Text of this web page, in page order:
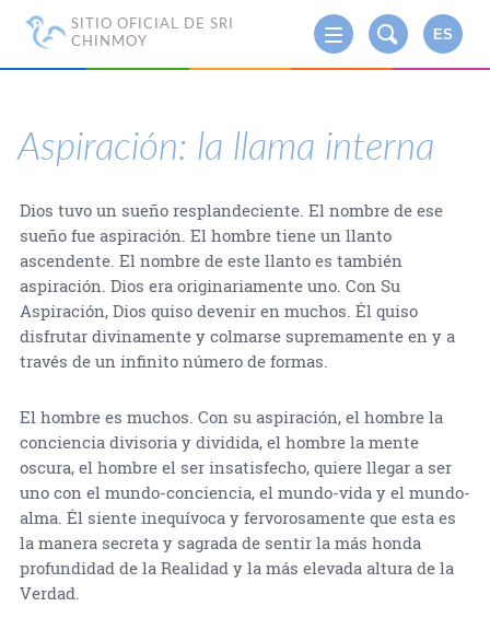
SITIO OFICIAL DE SRI
CHINMOY
ES
Aspiración: la llama interna
Dios tuvo un sueño resplandeciente. El nombre de ese
sueño fue aspiración. El hombre tiene un llanto
ascendente. El nombre de este llanto es también
aspiración. Dios era originariamente uno. Con Su
Aspiración, Dios quiso devenir en muchos. Él quiso
disfrutar divinamente y colmarse supremamente en y a
través de un infinito número de formas.
El hombre es muchos. Con su aspiración, el hombre la
conciencia divisoria y dividida, el hombre la mente
oscura, el hombre el ser insatisfecho, quiere llegar a ser
uno con el mundo-conciencia, el mundo-vida y el mundo-
alma. Él siente inequívoca y fervorosamente que esta es
la manera secreta y sagrada de sentir la más honda
profundidad de la Realidad y la más elevada altura de la
Verdad.